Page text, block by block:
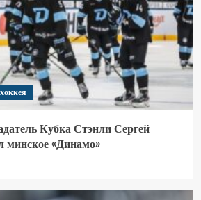
Кубка Стэнли Сергей
минское «Динамо»